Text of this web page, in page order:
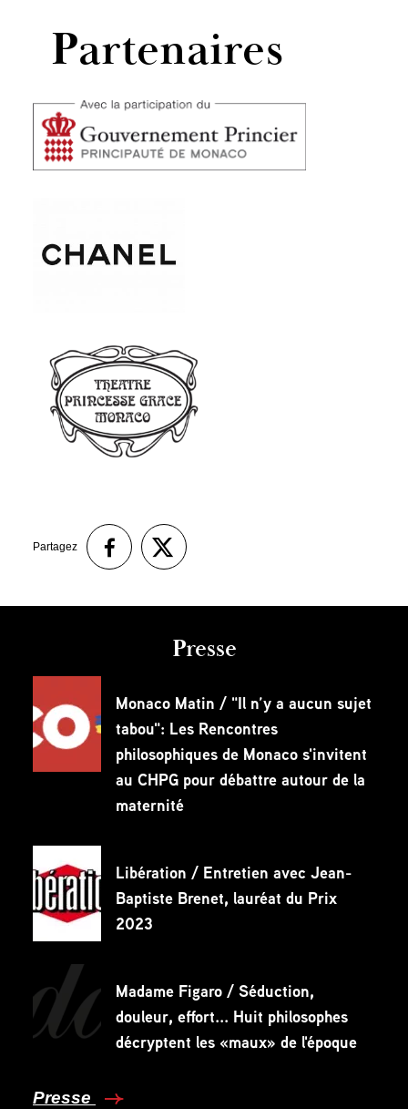
Partenaires
Partagez
Presse
Monaco Matin / "Il n’y a aucun sujet
tabou": Les Rencontres
philosophiques de Monaco s'invitent
au CHPG pour débattre autour de la
maternité
Libération / Entretien avec Jean-
Baptiste Brenet, lauréat du Prix
2023
Madame Figaro / Séduction,
douleur, effort... Huit philosophes
décryptent les «maux» de l'époque
Presse